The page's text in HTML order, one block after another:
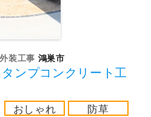
外装工事 鴻巣市
ンプコンクリート工
おしゃれ 防草